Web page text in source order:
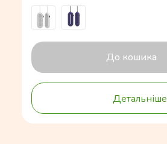
До кошика
Детальніше